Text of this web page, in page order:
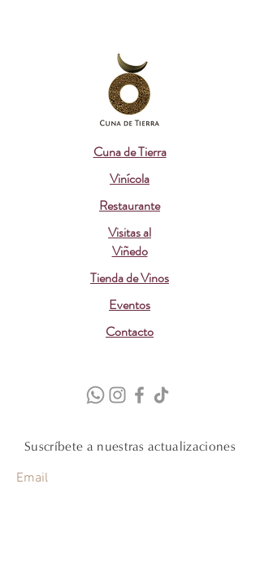
Cuna de Tierra
Vinícola
Restaurante
Visitas al
Viñedo
Tienda de Vinos
Eventos
Contacto
Suscríbete a nuestras actualizaciones
Email